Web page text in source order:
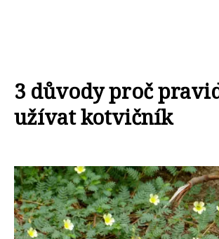
3 důvody proč
užívat kotvičník